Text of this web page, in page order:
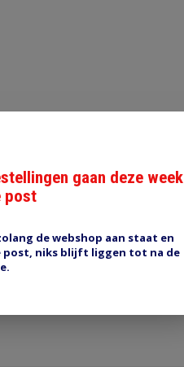
gaan deze week
post
de webshop aan staat en
post, niks blijft liggen tot na de